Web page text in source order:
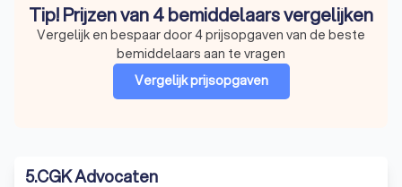
Tip! Prijzen van 4 bemiddelaars vergelijken
Vergelijk en bespaar door 4 prijsopgaven van de beste
bemiddelaars aan te vragen
Vergelijk prijsopgaven
5.CGK Advocaten